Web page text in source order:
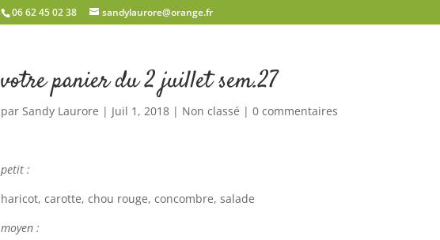
06 62 45 02 38 sandylaurore@orange.fr
votre panier du 2 juillet sem.27
parSandy Laurore | Juil 1, 2018 | Non classé |0 commentaires
petit :
haricot, carotte, chou rouge, concombre, salade
moyen :